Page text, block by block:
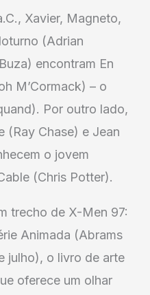
Xavier, Magneto,
(Adrian
encontram En
M’Cormack) – o
Por outro lado,
(Ray Chase) e Jean
o jovem
(Chris Potter).
trecho de X-Men 97:
Animada (Abrams
julho), o livro de arte
oferece um olhar